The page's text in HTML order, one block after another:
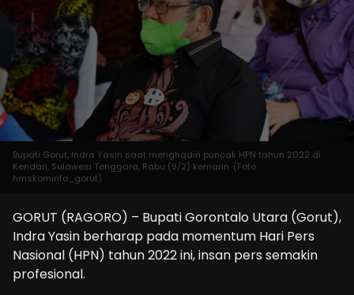
Bupati Gorut, Indra Yasin saat menghadiri puncak HPN tahun 2022 di
Kendari, Sulawesi Tenggara, Rabu (9/2) kemarin. (Foto :
hmskominfo_gorut)
GORUT (RAGORO) – Bupati Gorontalo Utara (Gorut),
Indra Yasin berharap pada momentum Hari Pers
Nasional (HPN) tahun 2022 ini, insan pers semakin
profesional.